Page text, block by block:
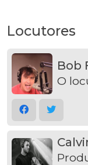
Locutores
Bob
O